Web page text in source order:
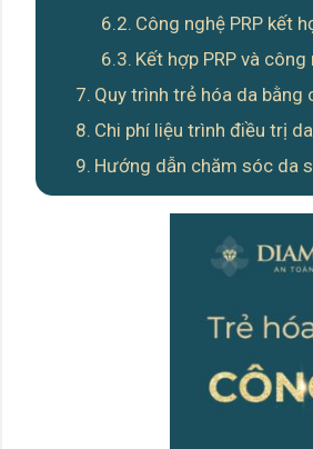
Công nghệ PRP kết
Kết hợp PRP và
Quy trình trẻ hóa da bằng
Chi phí liệu trình điều trị
Hướng dẫn chăm sóc da